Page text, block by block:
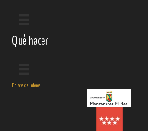
Qué hacer
Enlaces de interés: